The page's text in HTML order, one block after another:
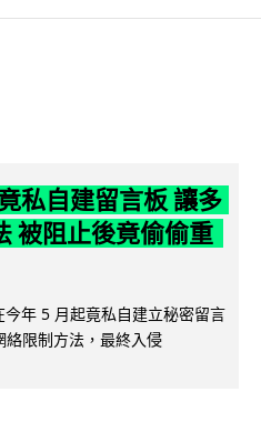
私自建留言板 讓多
被阻止後竟偷偷重
年 5 月起竟私自建立秘密留言
限制方法，最終入侵